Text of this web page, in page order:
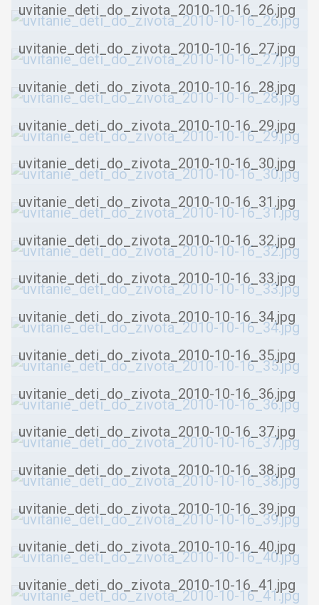
uvitanie_deti_do_zivota_2010-10-16_26.jpg
uvitanie_deti_do_zivota_2010-10-16_27.jpg
uvitanie_deti_do_zivota_2010-10-16_28.jpg
uvitanie_deti_do_zivota_2010-10-16_29.jpg
uvitanie_deti_do_zivota_2010-10-16_30.jpg
uvitanie_deti_do_zivota_2010-10-16_31.jpg
uvitanie_deti_do_zivota_2010-10-16_32.jpg
uvitanie_deti_do_zivota_2010-10-16_33.jpg
uvitanie_deti_do_zivota_2010-10-16_34.jpg
uvitanie_deti_do_zivota_2010-10-16_35.jpg
uvitanie_deti_do_zivota_2010-10-16_36.jpg
uvitanie_deti_do_zivota_2010-10-16_37.jpg
uvitanie_deti_do_zivota_2010-10-16_38.jpg
uvitanie_deti_do_zivota_2010-10-16_39.jpg
uvitanie_deti_do_zivota_2010-10-16_40.jpg
uvitanie_deti_do_zivota_2010-10-16_41.jpg